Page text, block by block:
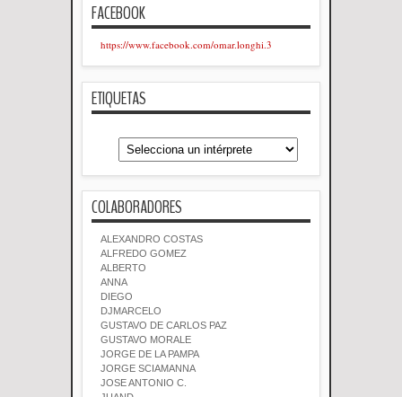
FACEBOOK
https://www.facebook.com/omar.longhi.3
ETIQUETAS
COLABORADORES
ALEXANDRO COSTAS
ALFREDO GOMEZ
ALBERTO
ANNA
DIEGO
DJMARCELO
GUSTAVO DE CARLOS PAZ
GUSTAVO MORALE
JORGE DE LA PAMPA
JORGE SCIAMANNA
JOSE ANTONIO C.